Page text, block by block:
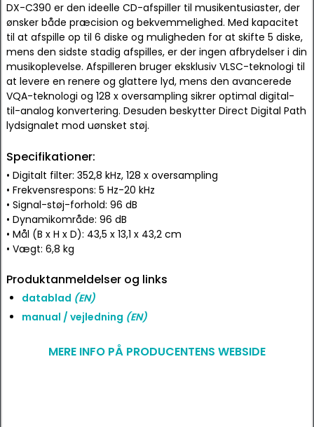
DX-C390 er den ideelle CD-afspiller til musikentusiaster, der
ønsker både præcision og bekvemmelighed. Med kapacitet
til at afspille op til 6 diske og muligheden for at skifte 5 diske,
mens den sidste stadig afspilles, er der ingen afbrydelser i din
musikoplevelse. Afspilleren bruger eksklusiv VLSC-teknologi til
at levere en renere og glattere lyd, mens den avancerede
VQA-teknologi og 128 x oversampling sikrer optimal digital-
til-analog konvertering. Desuden beskytter Direct Digital Path
lydsignalet mod uønsket støj.
Specifikationer:
• Digitalt filter: 352,8 kHz, 128 x oversampling
• Frekvensrespons: 5 Hz-20 kHz
• Signal-støj-forhold: 96 dB
• Dynamikområde: 96 dB
• Mål (B x H x D): 43,5 x 13,1 x 43,2 cm
• Vægt: 6,8 kg
Produktanmeldelser og links
datablad (EN)
manual / vejledning (EN)
MERE INFO PÅ PRODUCENTENS WEBSIDE